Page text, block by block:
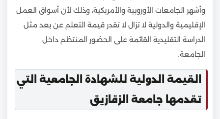
وأشهر الجامعات الأوروبية والأمريكية، وذلك لأن أسواق العمل
الإقليمية والدولية لا تزال لا تقدر قيمة التعلم عن بعد مثل
الدراسة التقليدية القائمة على الحضور المنتظم داخل
الجامعة.
القيمة الدولية للشهادة الجامعية التي
تقدمها جامعة الزقازيق